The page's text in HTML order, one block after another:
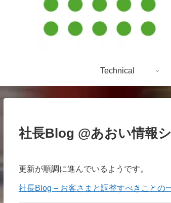
Technical
社長Blog @あおい情報
更新が順調に進んでいるようです。
社長Blog – お客さまと調整すべきことの